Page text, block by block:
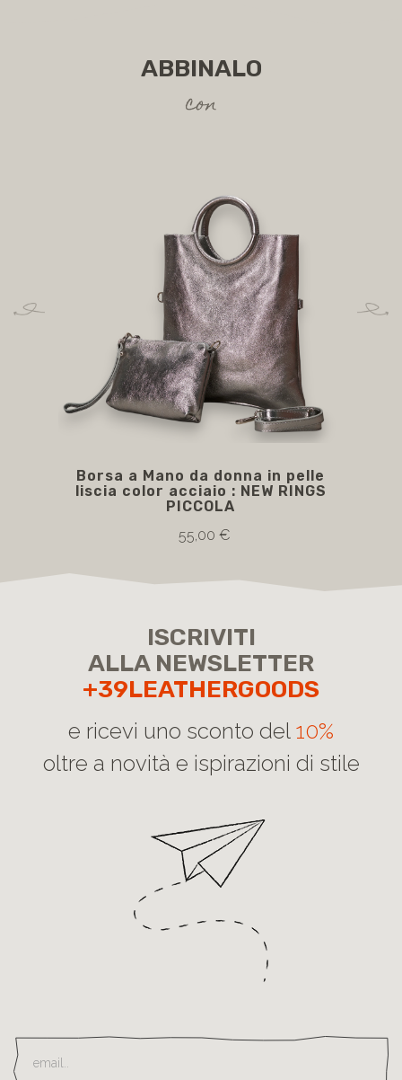
ABBINALO
con
Borsa a Mano da donna in pelle
liscia color acciaio : NEW RINGS
PICCOLA
55,00 €
ISCRIVITI
ALLA NEWSLETTER
+39LEATHERGOODS
e ricevi uno sconto del 10%
oltre a novità e ispirazioni di stile